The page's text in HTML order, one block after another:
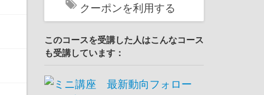
クーポンを利用する
このコースを受講した人はこんなコース
も受講しています：